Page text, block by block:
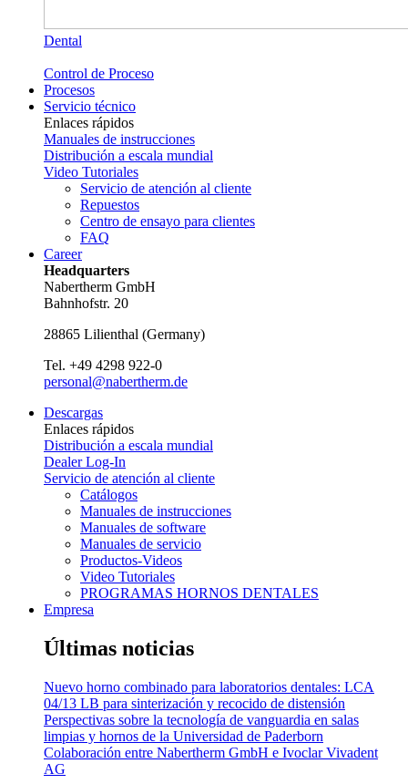
Dental
Control de Proceso
Procesos
Servicio técnico
Enlaces rápidos
Manuales de instrucciones
Distribución a escala mundial
Video Tutoriales
Servicio de atención al cliente
Repuestos
Centro de ensayo para clientes
FAQ
Career
Headquarters
Nabertherm GmbH
Bahnhofstr. 20
28865 Lilienthal (Germany)
Tel. +49 4298 922-0
personal@nabertherm.de
Descargas
Enlaces rápidos
Distribución a escala mundial
Dealer Log-In
Servicio de atención al cliente
Catálogos
Manuales de instrucciones
Manuales de software
Manuales de servicio
Productos-Videos
Video Tutoriales
PROGRAMAS HORNOS DENTALES
Empresa
Últimas noticias
Nuevo horno combinado para laboratorios dentales: LCA
04/13 LB para sinterización y recocido de distensión
Perspectivas sobre la tecnología de vanguardia en salas
limpias y hornos de la Universidad de Paderborn
Colaboración entre Nabertherm GmbH e Ivoclar Vivadent
AG